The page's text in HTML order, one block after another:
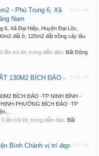
Chủ đề
- Phú Trung 6, Xã
Nam
6, Xã Đại Hiệp, Huyện Đại Lộc,
đất ở, 125m2 đất trồng cây lâu
, 0 lần trả lời, trong diễn đàn: Bất Động
Chủ đề
130M2 BÍCH ĐÀO -
BÍCH ĐÀO -TP NINH BÌNH -
PHƯỜNG BÍCH ĐÀO -TP
, 0 lần trả lời, trong diễn đàn: Bất
Chủ đề
Bình Chánh vị trí đẹp